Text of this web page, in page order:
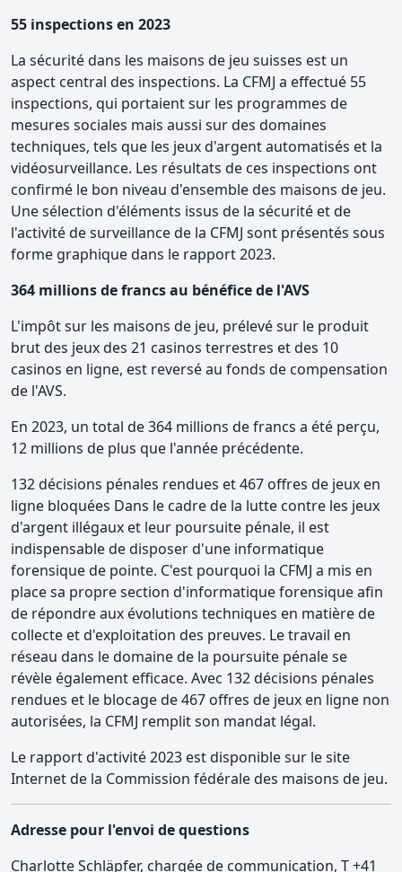
55 inspections en 2023
La sécurité dans les maisons de jeu suisses est un
aspect central des inspections. La CFMJ a effectué 55
inspections, qui portaient sur les programmes de
mesures sociales mais aussi sur des domaines
techniques, tels que les jeux d'argent automatisés et la
vidéosurveillance. Les résultats de ces inspections ont
confirmé le bon niveau d'ensemble des maisons de jeu.
Une sélection d'éléments issus de la sécurité et de
l'activité de surveillance de la CFMJ sont présentés sous
forme graphique dans le rapport 2023.
364 millions de francs au bénéfice de l'AVS
L'impôt sur les maisons de jeu, prélevé sur le produit
brut des jeux des 21 casinos terrestres et des 10
casinos en ligne, est reversé au fonds de compensation
de l'AVS.
En 2023, un total de 364 millions de francs a été perçu,
12 millions de plus que l'année précédente.
132 décisions pénales rendues et 467 offres de jeux en
ligne bloquées Dans le cadre de la lutte contre les jeux
d'argent illégaux et leur poursuite pénale, il est
indispensable de disposer d'une informatique
forensique de pointe. C'est pourquoi la CFMJ a mis en
place sa propre section d'informatique forensique afin
de répondre aux évolutions techniques en matière de
collecte et d'exploitation des preuves. Le travail en
réseau dans le domaine de la poursuite pénale se
révèle également efficace. Avec 132 décisions pénales
rendues et le blocage de 467 offres de jeux en ligne non
autorisées, la CFMJ remplit son mandat légal.
Le rapport d'activité 2023 est disponible sur le site
Internet de la Commission fédérale des maisons de jeu.
Adresse pour l'envoi de questions
Charlotte Schläpfer, chargée de communication, T +41